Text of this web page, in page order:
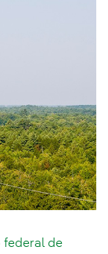
federal de